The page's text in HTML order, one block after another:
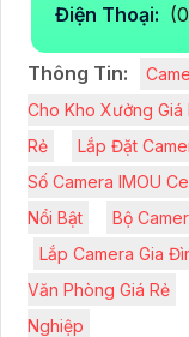
Điện Thoại:
Thông Tin:
Cho Kho Xưởng Giá
Rẻ
Lắp Đặt
Số Camera IMOU
Nổi Bật
Bộ
Lắp Camera Gia
Văn Phòng Giá Rẻ
Nghiệp